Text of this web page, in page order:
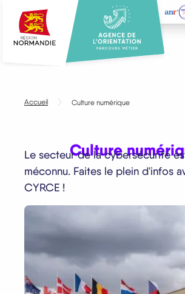
contenu
Accueil Culture numérique
Culture
Le secteur de la cybersécurité
méconnu. Faites le plein d'infos
CYRCE !